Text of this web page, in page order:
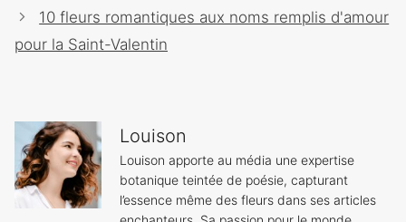
10 fleurs romantiques aux noms remplis d'amour
pour la Saint-Valentin
Louison
Louison apporte au média une expertise
botanique teintée de poésie, capturant
l’essence même des fleurs dans ses articles